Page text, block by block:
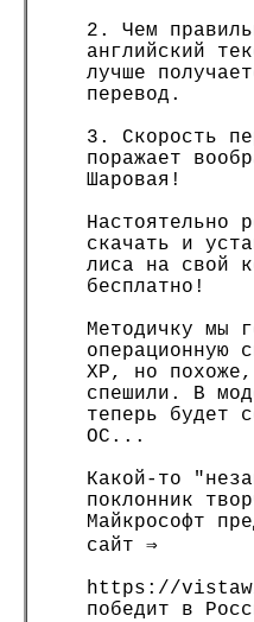
2. Чем
английский
лучше
перевод.
3. Скорость
поражает
Шаровая!
Настоятельно
скачать и
лиса на свой
бесплатно!
Методичку мы
операционную
ХР, но
спешили. В
теперь будет
ОС...
Какой-то
поклонник
Майкрософт
сайт ⇒
https://
победит в